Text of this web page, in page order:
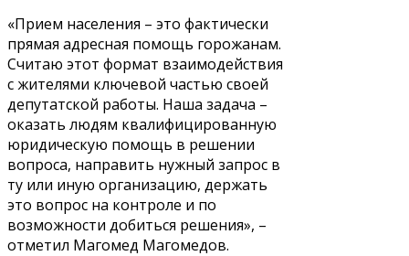
«Прием населения – это фактически
прямая адресная помощь горожанам.
Считаю этот формат взаимодействия
с жителями ключевой частью своей
депутатской работы. Наша задача –
оказать людям квалифицированную
юридическую помощь в решении
вопроса, направить нужный запрос в
ту или иную организацию, держать
это вопрос на контроле и по
возможности добиться решения», –
отметил Магомед Магомедов.